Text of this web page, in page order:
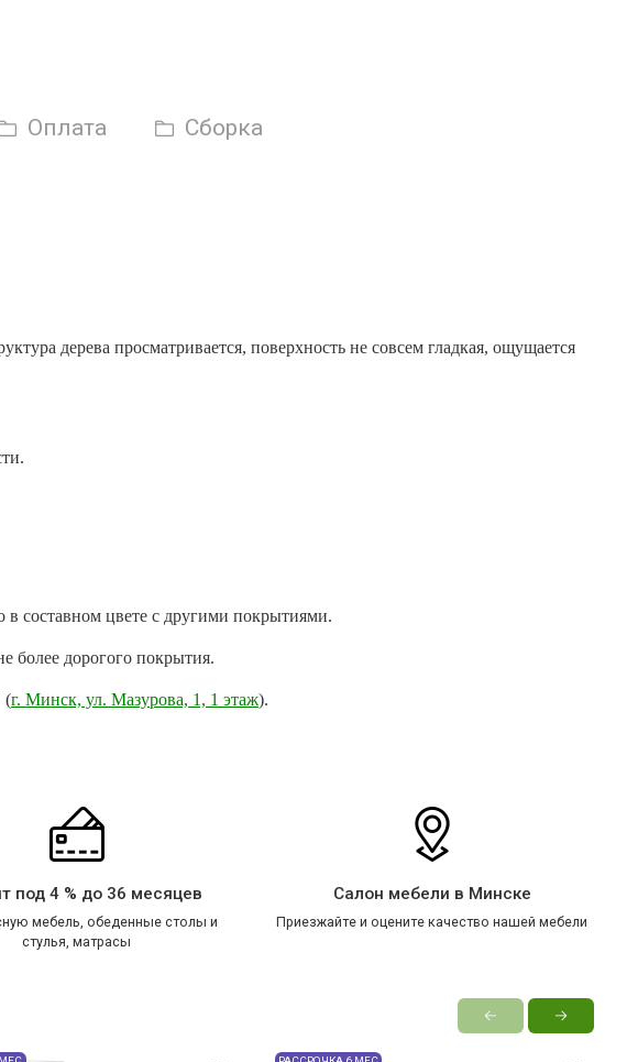
Оплата Сборка
дерева просматривается, поверхность не совсем гладкая, ощущается
в составном цвете с другими покрытиями.
более дорогого покрытия.
(г. Минск, ул. Мазурова, 1, 1 этаж).
под 4 % до 36 месяцев
мебель, обеденные столы и
стулья, матрасы
Салон мебели в Минске
Приезжайте и оцените качество нашей мебели